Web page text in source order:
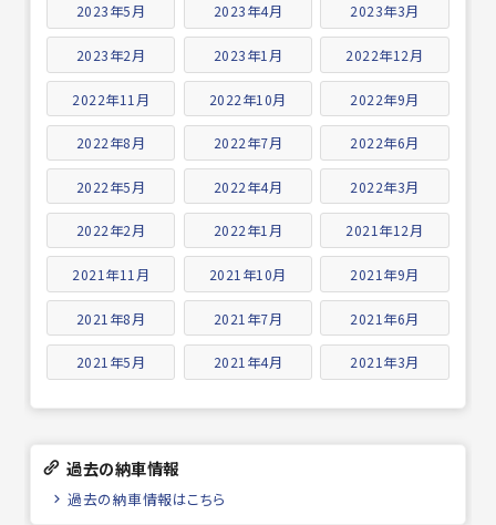
2023年5月 2023年4月 2023年3月
2023年2月 2023年1月 2022年12月
2022年11月 2022年10月 2022年9月
2022年8月 2022年7月 2022年6月
2022年5月 2022年4月 2022年3月
2022年2月 2022年1月 2021年12月
2021年11月 2021年10月 2021年9月
2021年8月 2021年7月 2021年6月
2021年5月 2021年4月 2021年3月
過去の納車情報
過去の納車情報はこちら